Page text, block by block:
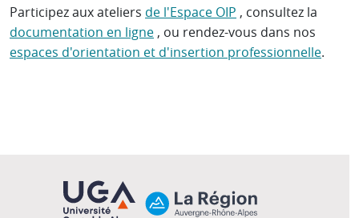
Participez aux ateliers de l'Espace OIP , consultez la
documentation en ligne , ou rendez-vous dans nos
espaces d'orientation et d'insertion professionnelle.